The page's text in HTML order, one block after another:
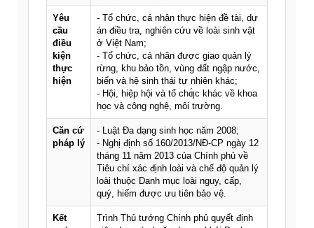
Yêu
cầu
điều
kiện
thực
hiện
- Tổ chức, cá nhân thực hiện đề tài, dự
án điều tra, nghiên cứu về loài sinh vật
ở Việt Nam;
- Tổ chức, cá nhân được giao quản lý
rừng, khu bảo tồn, vùng đất ngập nước,
biển và hệ sinh thái tự nhiên khác;
- Hội, hiệp hội và tổ chƣ́c khác về khoa
học và công nghệ, môi trường.
Căn cứ
pháp lý
- Luật Đa dạng sinh học năm 2008;
- Nghị định số 160/2013/NĐ-CP ngày 12
tháng 11 năm 2013 của Chính phủ về
Tiêu chí xác định loài và chế độ quản lý
loài thuộc Danh mục loài nguy, cấp,
quý, hiếm được ưu tiên bảo vệ.
Kết
Trình Thủ tướng Chính phủ quyết định